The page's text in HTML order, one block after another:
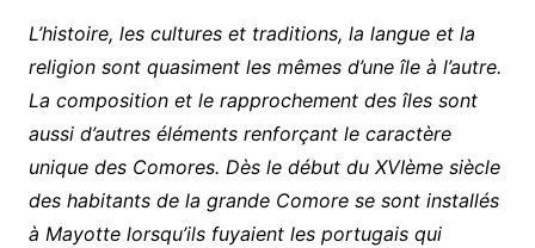
L’histoire, les cultures et traditions, la langue et la
religion sont quasiment les mêmes d’une île à l’autre.
La composition et le rapprochement des îles sont
aussi d’autres éléments renforçant le caractère
unique des Comores. Dès le début du XVIème siècle
des habitants de la grande Comore se sont installés
à Mayotte lorsqu’ils fuyaient les portugais qui